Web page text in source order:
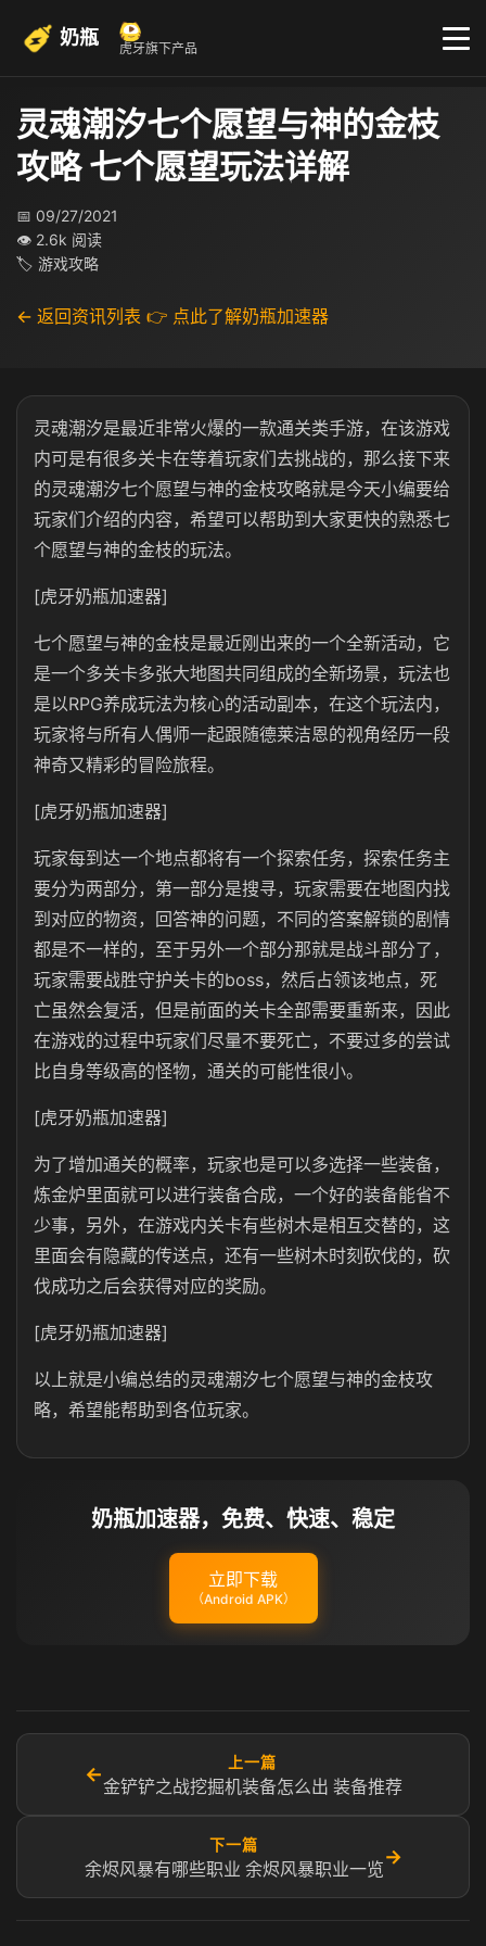
奶瓶 虎牙旗下产品
灵魂潮汐七个愿望与神的金枝
攻略 七个愿望玩法详解
📅 09/27/2021
👁 2.6k 阅读
🏷 游戏攻略
← 返回资讯列表 👉 点此了解奶瓶加速器
灵魂潮汐是最近非常火爆的一款通关类手游，在该游戏
内可是有很多关卡在等着玩家们去挑战的，那么接下来
的灵魂潮汐七个愿望与神的金枝攻略就是今天小编要给
玩家们介绍的内容，希望可以帮助到大家更快的熟悉七
个愿望与神的金枝的玩法。
[虎牙奶瓶加速器]
七个愿望与神的金枝是最近刚出来的一个全新活动，它
是一个多关卡多张大地图共同组成的全新场景，玩法也
是以RPG养成玩法为核心的活动副本，在这个玩法内，
玩家将与所有人偶师一起跟随德莱洁恩的视角经历一段
神奇又精彩的冒险旅程。
[虎牙奶瓶加速器]
玩家每到达一个地点都将有一个探索任务，探索任务主
要分为两部分，第一部分是搜寻，玩家需要在地图内找
到对应的物资，回答神的问题，不同的答案解锁的剧情
都是不一样的，至于另外一个部分那就是战斗部分了，
玩家需要战胜守护关卡的boss，然后占领该地点，死
亡虽然会复活，但是前面的关卡全部需要重新来，因此
在游戏的过程中玩家们尽量不要死亡，不要过多的尝试
比自身等级高的怪物，通关的可能性很小。
[虎牙奶瓶加速器]
为了增加通关的概率，玩家也是可以多选择一些装备，
炼金炉里面就可以进行装备合成，一个好的装备能省不
少事，另外，在游戏内关卡有些树木是相互交替的，这
里面会有隐藏的传送点，还有一些树木时刻砍伐的，砍
伐成功之后会获得对应的奖励。
[虎牙奶瓶加速器]
以上就是小编总结的灵魂潮汐七个愿望与神的金枝攻
略，希望能帮助到各位玩家。
奶瓶加速器，免费、快速、稳定
立即下载
（Android APK）
←
上一篇
金铲铲之战挖掘机装备怎么出 装备推荐
下一篇
余烬风暴有哪些职业 余烬风暴职业一览
→